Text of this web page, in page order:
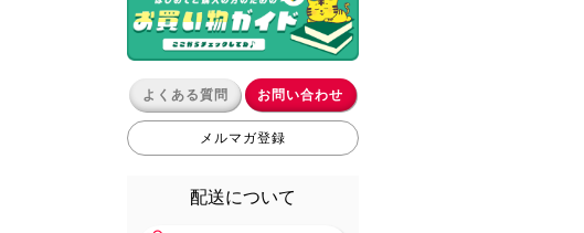
よくある質問 お問い合わせ
メルマガ登録
配送について